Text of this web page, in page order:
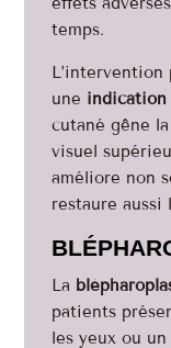
temps.
une
cutané gêne
visuel
améliore non
restaure
La
patients
les yeux ou